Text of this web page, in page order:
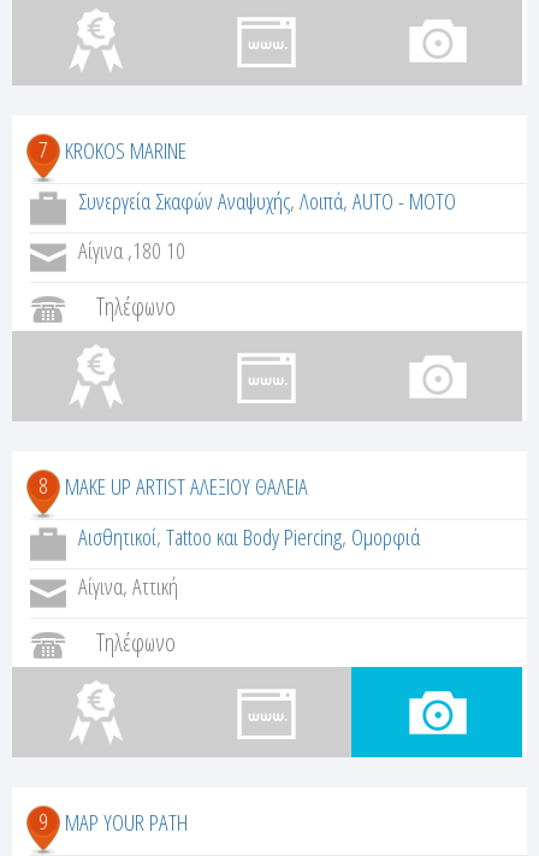
7
KROKOS MARINE
Συνεργεία Σκαφών Αναψυχής,Λοιπά,AUTO - MOTO
Αίγινα ,180 10
Τηλέφωνο
8
MAKE UP ARTIST ΑΛΕΞΙΟΥ ΘΑΛΕΙΑ
Αισθητικοί,Tattoo και Body Piercing, Ομορφιά
Αίγινα, Αττική
Τηλέφωνο
9
MAP YOUR PATH